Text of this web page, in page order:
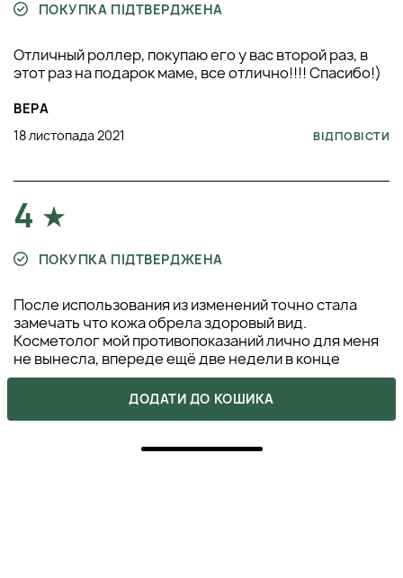
ПОКУПКА ПІДТВЕРДЖЕНА
Отличный роллер, покупаю его у вас второй раз, в
этот раз на подарок маме, все отлично!!!! Спасибо!)
ВЕРА
18 листопада 2021
ВІДПОВІСТИ
4
ПОКУПКА ПІДТВЕРДЖЕНА
После использования из изменений точно стала
замечать что кожа обрела здоровый вид.
Косметолог мой противопоказаний лично для меня
не вынесла, впереде ещё две недели в конце
скорее всего будет эффект вау
ДОДАТИ ДО КОШИКА